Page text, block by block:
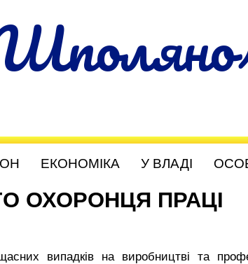
ЕКОНОМІКА У ВЛАДІ
ОХОРОНЦЯ ПРАЦІ
випадків на виробництві та